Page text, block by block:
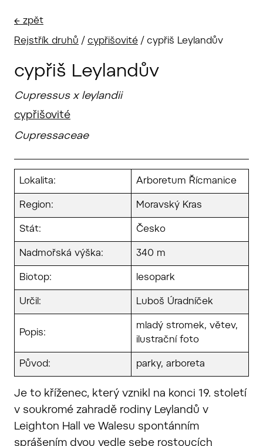
← zpět
Rejstřík druhů / cypřišovité / cypřiš Leylandův
cypřiš Leylandův
Cupressus x leylandii
cypřišovité
Cupressaceae
Lokalita: Arboretum Řícmanice
Region: Moravský Kras
Stát: Česko
Nadmořská výška: 340 m
Biotop: lesopark
Určil: Luboš Úradníček
Popis:
mladý stromek, větev,
ilustrační foto
Původ: parky, arboreta
Je to kříženec, který vznikl na konci 19. století
v soukromé zahradě rodiny Leylandů v
Leighton Hall ve Walesu spontánním
sprášením dvou vedle sebe rostoucích